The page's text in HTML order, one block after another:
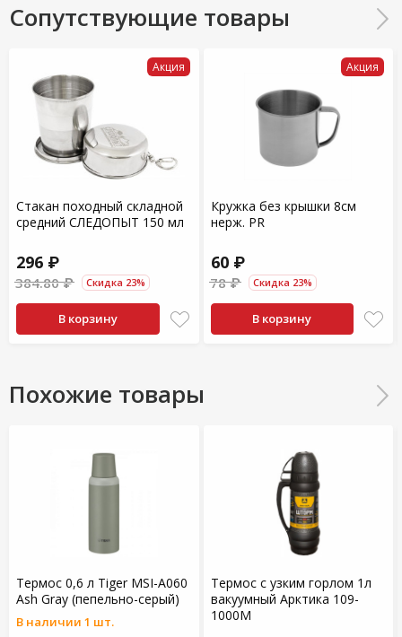
Сопутствующие товары
Акция
Стакан походный складной
средний СЛЕДОПЫТ 150 мл
296 ₽
384.80 ₽ Скидка 23%
В корзину
Акция
Кружка без крышки 8см
нерж. PR
60 ₽
78 ₽ Скидка 23%
В корзину
Похожие товары
Термос 0,6 л Tiger MSI-A060
Ash Gray (пепельно-серый)
В наличии 1 шт.
Термос с узким горлом 1л
вакуумный Арктика 109-
1000М